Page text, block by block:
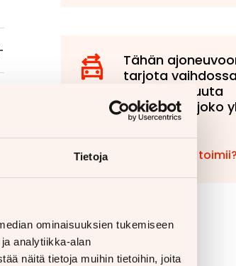
Tietoja
ominaisuuksien tukemiseen
analytiikka-alan
näitä tietoja muihin tietoihin, joita
Tähän
tarjota
tahansa muuta
ajoneuvoa, joko
useampaa!
Miten vaihto toimii?